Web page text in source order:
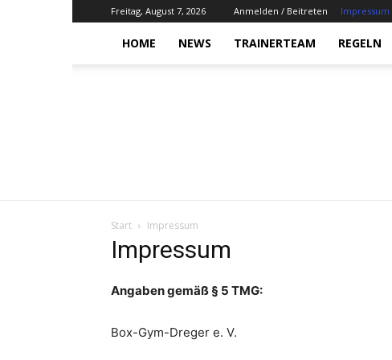
Freitag, August 7, 2026 Anmelden / Beitreten Impressum
HOME NEWS TRAINERTEAM REGELN
Start Impressum
Impressum
Angaben gemäß § 5 TMG:
Box-Gym-Dreger e. V.